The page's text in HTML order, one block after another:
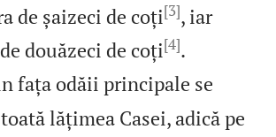
de șaizeci de coți[3], iar
douăzeci de coți[4].
fața odăii principale se
lățimea Casei, adică pe